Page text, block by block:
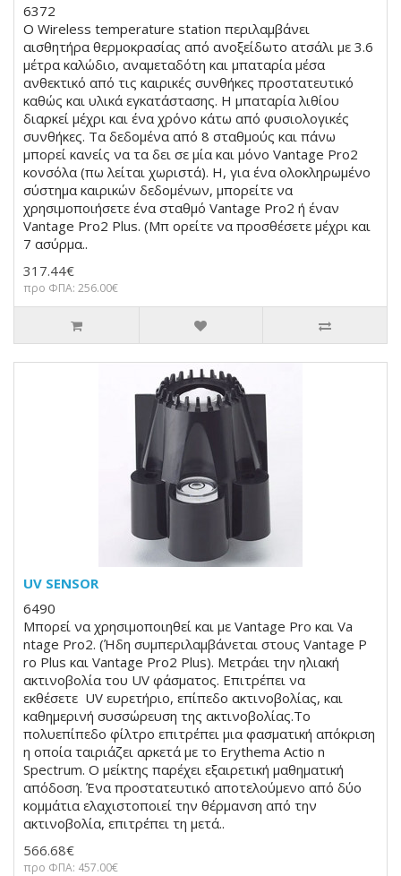
6372
Ο Wireless temperature station περιλαμβάνει
αισθητήρα θερμοκρασίας από ανοξείδωτο ατσάλι με 3.6
μέτρα καλώδιο, αναμεταδότη και μπαταρία μέσα
ανθεκτικό από τις καιρικές συνθήκες προστατευτικό
καθώς και υλικά εγκατάστασης. Η μπαταρία λιθίου
διαρκεί μέχρι και ένα χρόνο κάτω από φυσιολογικές
συνθήκες. Τα δεδομένα από 8 σταθμούς και πάνω
μπορεί κανείς να τα δει σε μία και μόνο Vantage Pro2
κονσόλα (πω λείται χωριστά). Η, για ένα ολοκληρωμένο
σύστημα καιρικών δεδομένων, μπορείτε να
χρησιμοποιήσετε ένα σταθμό Vantage Pro2 ή έναν
Vantage Pro2 Plus. (Μπ ορείτε να προσθέσετε μέχρι και
7 ασύρμα..
317.44€
προ ΦΠΑ: 256.00€
UV SENSOR
6490
Μπορεί να χρησιμοποιηθεί και με Vantage Pro και Va
ntage Pro2. (Ήδη συμπεριλαμβάνεται στους Vantage P
ro Plus και Vantage Pro2 Plus). Μετράει την ηλιακή
ακτινοβολία του UV φάσματος. Επιτρέπει να
εκθέσετε UV ευρετήριο, επίπεδο ακτινοβολίας, και
καθημερινή συσσώρευση της ακτινοβολίας.Το
πολυεπίπεδο φίλτρο επιτρέπει μια φασματική απόκριση
η οποία ταιριάζει αρκετά με το Erythema Actio n
Spectrum. Ο μείκτης παρέχει εξαιρετική μαθηματική
απόδοση. Ένα προστατευτικό αποτελούμενο από δύο
κομμάτια ελαχιστοποιεί την θέρμανση από την
ακτινοβολία, επιτρέπει τη μετά..
566.68€
προ ΦΠΑ: 457.00€